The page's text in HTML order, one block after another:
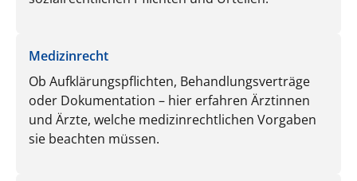
Medizinrecht
Ob Aufklärungspflichten, Behandlungsverträge
oder Dokumentation – hier erfahren Ärztinnen
und Ärzte, welche medizinrechtlichen Vorgaben
sie beachten müssen.